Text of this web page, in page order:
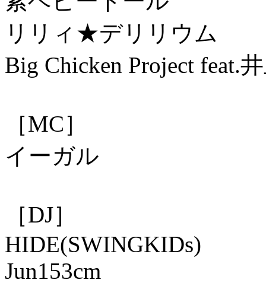
リリィ★デリリウム
Big Chicken Project feat.
［MC］
イーガル
［DJ］
HIDE(SWINGKIDs)
Jun153cm